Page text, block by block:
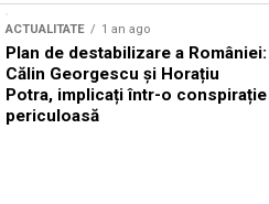
ACTUALITATE 1 an ago
Plan de destabilizare a României:
Călin Georgescu și Horațiu
Potra, implicați într-o conspirație
periculoasă